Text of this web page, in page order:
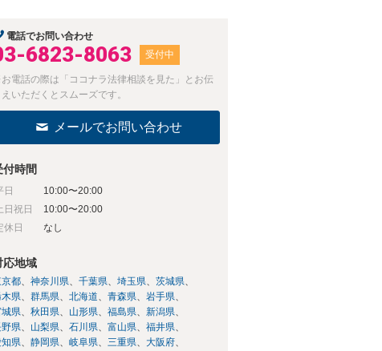
電話でお問い合わせ
6823-8063 受付中
電話の際は「ココナラ法律相談を見た」とお伝
えいただくとスムーズです。
メールでお問い合わせ
付時間
日
10:00〜20:00
日祝日
10:00〜20:00
休日
なし
応地域
都 神奈川県 千葉県 埼玉県
茨城県
県
群馬県 北海道 青森県
岩手県
県
秋田県 山形県 福島県
新潟県
県
山梨県 石川県 富山県
福井県
県
静岡県 岐阜県 三重県
大阪府